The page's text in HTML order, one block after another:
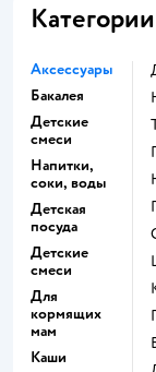
Категории
Аксессуары
Бакалея
Детские
смеси
Напитки,
соки, воды
Детская
посуда
Детские
смеси
Для
кормящих
мам
Каши